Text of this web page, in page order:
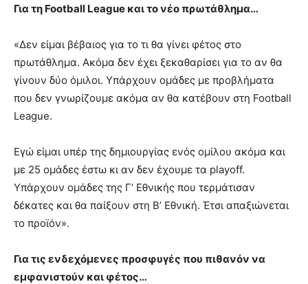
Για τη Football League και το νέο πρωτάθλημα…
«Δεν είμαι βέβαιος για το τι θα γίνει φέτος στο
πρωτάθλημα. Ακόμα δεν έχει ξεκαθαρίσει για το αν θα
γίνουν δύο όμιλοι. Υπάρχουν ομάδες με προβλήματα
που δεν γνωρίζουμε ακόμα αν θα κατέβουν στη Football
League.
Εγώ είμαι υπέρ της δημιουργίας ενός ομίλου ακόμα και
με 25 ομάδες έστω κι αν δεν έχουμε τα playoff.
Υπάρχουν ομάδες της Γ’ Εθνικής που τερμάτισαν
δέκατες και θα παίξουν στη Β’ Εθνική. Έτσι απαξιώνεται
το προϊόν».
Για τις ενδεχόμενες προσφυγές που πιθανόν να
εμφανιστούν και φέτος…